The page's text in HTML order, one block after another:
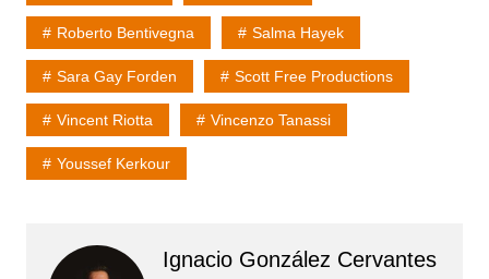
Roberto Bentivegna Salma Hayek
Sara Gay Forden Scott Free Productions
Vincent Riotta Vincenzo Tanassi
Youssef Kerkour
Ignacio González Cervantes